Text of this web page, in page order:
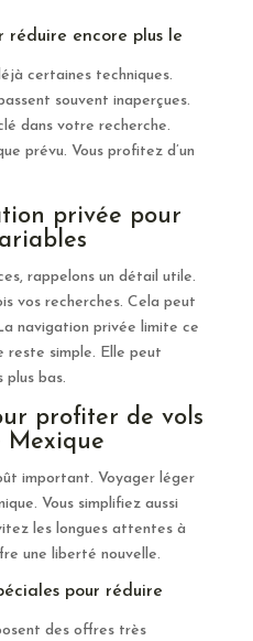
réduire encore plus le
certaines techniques.
souvent inaperçues.
dans votre recherche.
prévu. Vous profitez d’un
privée pour
rappelons un détail utile.
vos recherches. Cela peut
navigation privée limite ce
reste simple. Elle peut
bas.
profiter de vols
Mexique
important. Voyager léger
Vous simplifiez aussi
les longues attentes à
une liberté nouvelle.
pour réduire
des offres très